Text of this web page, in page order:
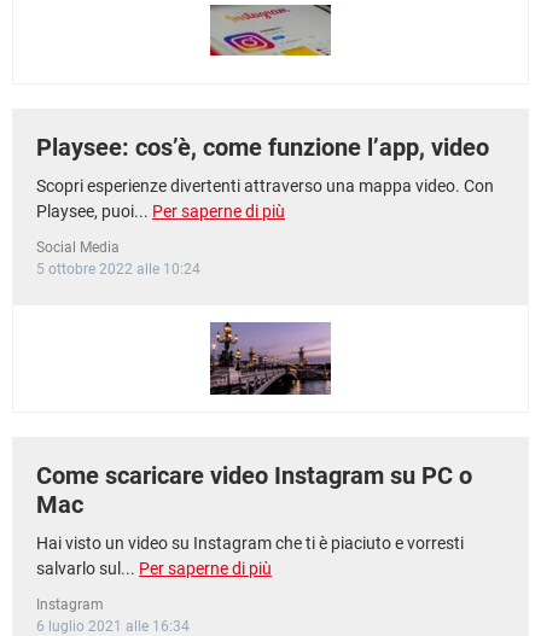
Playsee: cos’è, come funzione l’app, video
Scopri esperienze divertenti attraverso una mappa video. Con
Playsee, puoi... Per saperne di più
Social Media
5 ottobre 2022 alle 10:24
Come scaricare video Instagram su PC o
Mac
Hai visto un video su Instagram che ti è piaciuto e vorresti
salvarlo sul... Per saperne di più
Instagram
6 luglio 2021 alle 16:34